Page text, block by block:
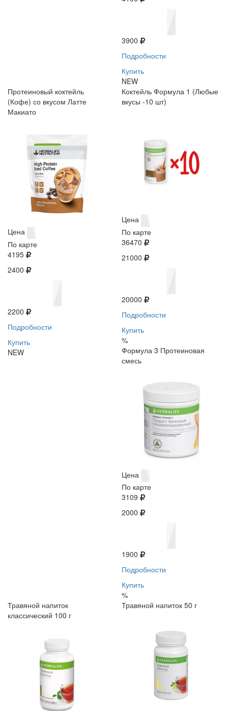
3900
Подробности
Купить
NEW
Протеиновый коктейль
(Кофе) со вкусом Латте
Макиато
Цена
По карте
4195
2400
2200
Подробности
Купить
NEW
Коктейль Формула 1 (Любые
вкусы -10 шт)
Цена
По карте
36470
21000
20000
Подробности
Купить
%
Формула 3 Протеиновая
смесь
Цена
По карте
3109
2000
1900
Подробности
Купить
%
Травяной напиток
классический 100 г
Травяной напиток 50 г